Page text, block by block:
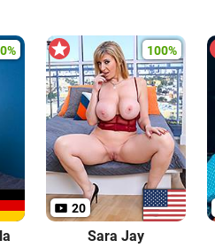
20
100%
Sara Jay